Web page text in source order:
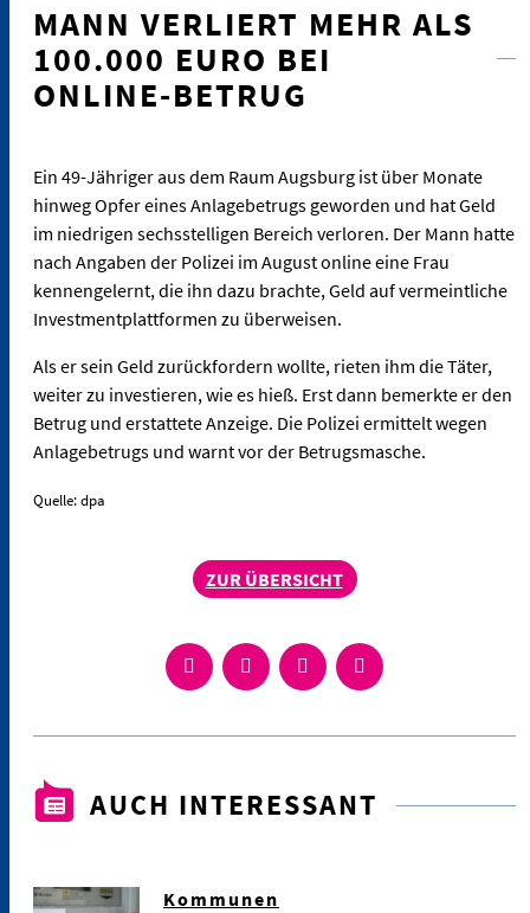
MANN VERLIERT MEHR ALS
100.000 EURO BEI
ONLINE-BETRUG
Ein 49-Jähriger aus dem Raum Augsburg ist über Monate
hinweg Opfer eines Anlagebetrugs geworden und hat Geld
im niedrigen sechsstelligen Bereich verloren. Der Mann hatte
nach Angaben der Polizei im August online eine Frau
kennengelernt, die ihn dazu brachte, Geld auf vermeintliche
Investmentplattformen zu überweisen.
Als er sein Geld zurückfordern wollte, rieten ihm die Täter,
weiter zu investieren, wie es hieß. Erst dann bemerkte er den
Betrug und erstattete Anzeige. Die Polizei ermittelt wegen
Anlagebetrugs und warnt vor der Betrugsmasche.
Quelle: dpa
ZUR ÜBERSICHT
AUCH INTERESSANT
Kommunen